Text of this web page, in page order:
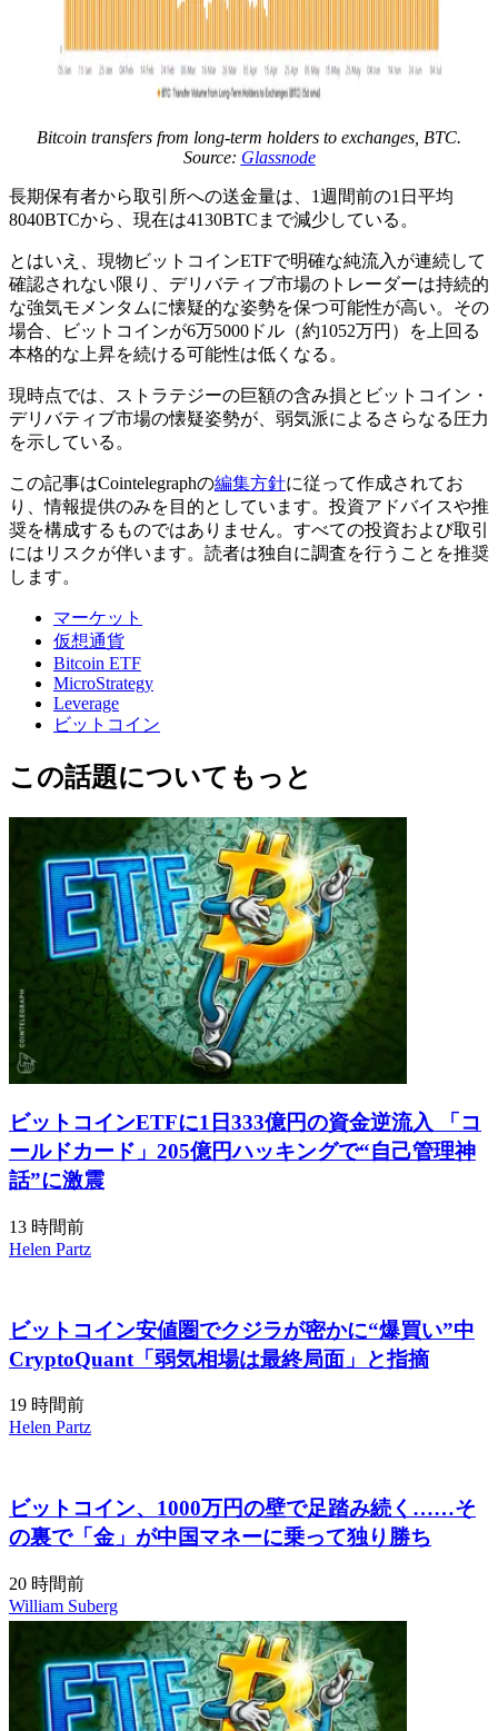
Bitcoin transfers from long-term holders to exchanges, BTC.
Source: Glassnode
長期保有者から取引所への送金量は、1週間前の1日平均
8040BTCから、現在は4130BTCまで減少している。
とはいえ、現物ビットコインETFで明確な純流入が連続して
確認されない限り、デリバティブ市場のトレーダーは持続的
な強気モメンタムに懐疑的な姿勢を保つ可能性が高い。その
場合、ビットコインが6万5000ドル（約1052万円）を上回る
本格的な上昇を続ける可能性は低くなる。
現時点では、ストラテジーの巨額の含み損とビットコイン・
デリバティブ市場の懐疑姿勢が、弱気派によるさらなる圧力
を示している。
この記事はCointelegraphの編集方針に従って作成されてお
り、情報提供のみを目的としています。投資アドバイスや推
奨を構成するものではありません。すべての投資および取引
にはリスクが伴います。読者は独自に調査を行うことを推奨
します。
マーケット
仮想通貨
Bitcoin ETF
MicroStrategy
Leverage
ビットコイン
この話題についてもっと
ビットコインETFに1日333億円の資金逆流入 「コ
ールドカード」205億円ハッキングで“自己管理神
話”に激震
13 時間前
Helen Partz
ビットコイン安値圏でクジラが密かに“爆買い”中
CryptoQuant「弱気相場は最終局面」と指摘
19 時間前
Helen Partz
ビットコイン、1000万円の壁で足踏み続く……そ
の裏で「金」が中国マネーに乗って独り勝ち
20 時間前
William Suberg